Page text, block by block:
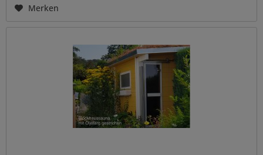
Merken